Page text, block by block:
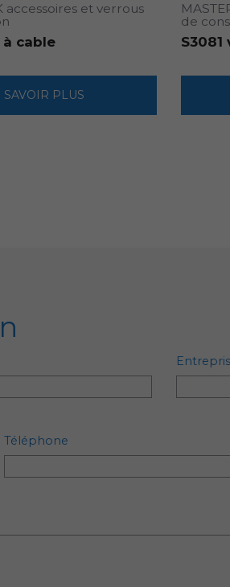
accessoires et verrous
cable
SAVOIR PLUS
de
Téléphone